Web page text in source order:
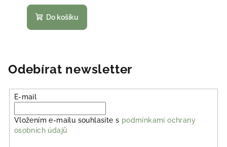
Do košíku
Odebírat newsletter
E-mail
Vložením e-mailu souhlasíte s podmínkami ochrany
osobních údajů